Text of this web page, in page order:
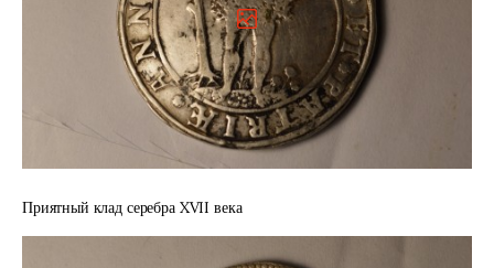
Приятный клад серебра XVII века